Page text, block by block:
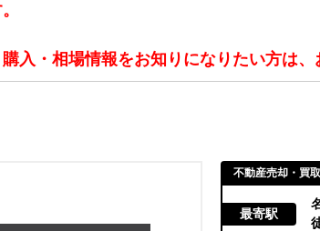
入・相場情報をお知りになりたい方は、
不動産売却・買
最寄駅